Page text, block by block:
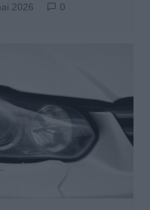
2026 0